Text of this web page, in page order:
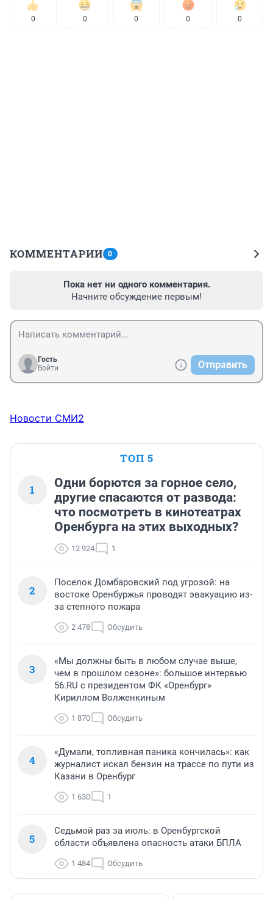
0 0 0 0 0
КОММЕНТАРИИ 0
Пока нет ни одного комментария.
Начните обсуждение первым!
Гость
Войти
Отправить
Новости СМИ2
ТОП 5
1
Одни борются за горное село,
другие спасаются от развода:
что посмотреть в кинотеатрах
Оренбурга на этих выходных?
12 924 1
2
Поселок Домбаровский под угрозой: на
востоке Оренбуржья проводят эвакуацию из-
за степного пожара
2 478 Обсудить
3
«Мы должны быть в любом случае выше,
чем в прошлом сезоне»: большое интервью
56.RU с президентом ФК «Оренбург»
Кириллом Волженкиным
1 870 Обсудить
4
«Думали, топливная паника кончилась»: как
журналист искал бензин на трассе по пути из
Казани в Оренбург
1 630 1
5
Седьмой раз за июль: в Оренбургской
области объявлена опасность атаки БПЛА
1 484 Обсудить